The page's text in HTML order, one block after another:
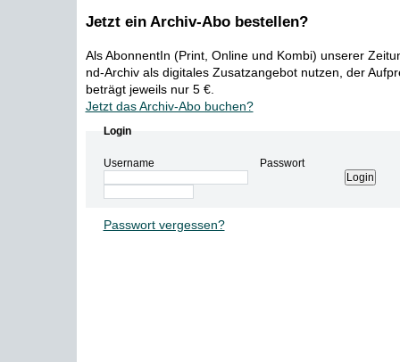
Jetzt ein Archiv-Abo bestellen?
Als AbonnentIn (Print, Online und Kombi) unserer
nd-Archiv als digitales Zusatzangebot nutzen, der
beträgt jeweils nur 5 €.
Jetzt das Archiv-Abo buchen?
Login
Username Passwort
Passwort vergessen?